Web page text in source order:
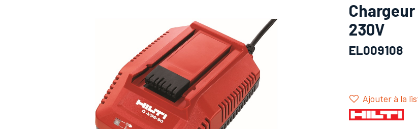
230V
EL009108
Ajouter à la